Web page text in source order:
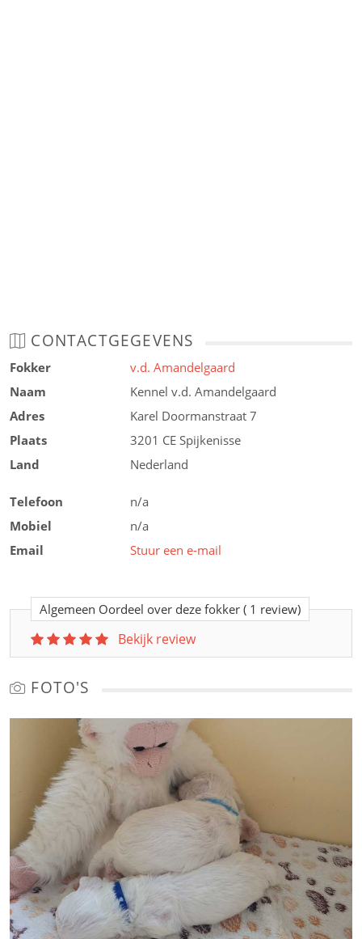
CONTACTGEGEVENS
Fokker
v.d. Amandelgaard
Naam
Kennel v.d. Amandelgaard
Adres
Karel Doormanstraat 7
Plaats
3201 CE Spijkenisse
Land
Nederland
Telefoon
n/a
Mobiel
n/a
Email
Stuur een e-mail
Algemeen Oordeel over deze fokker ( 1 review)
Bekijk review
FOTO'S